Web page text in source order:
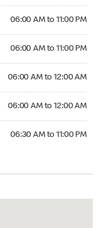
06:00 AM to 11:00 PM
06:00 AM to 11:00 PM
06:00 AM to 12:00 AM
06:00 AM to 12:00 AM
06:30 AM to 11:00 PM